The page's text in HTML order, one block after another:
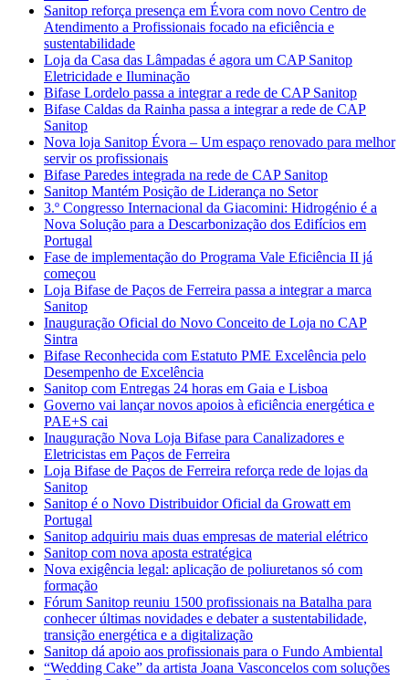
Sanitop reforça presença em Évora com novo Centro de
Atendimento a Profissionais focado na eficiência e
sustentabilidade
Loja da Casa das Lâmpadas é agora um CAP Sanitop
Eletricidade e Iluminação
Bifase Lordelo passa a integrar a rede de CAP Sanitop
Bifase Caldas da Rainha passa a integrar a rede de CAP
Sanitop
Nova loja Sanitop Évora – Um espaço renovado para melhor
servir os profissionais
Bifase Paredes integrada na rede de CAP Sanitop
Sanitop Mantém Posição de Liderança no Setor
3.º Congresso Internacional da Giacomini: Hidrogénio é a
Nova Solução para a Descarbonização dos Edifícios em
Portugal
Fase de implementação do Programa Vale Eficiência II já
começou
Loja Bifase de Paços de Ferreira passa a integrar a marca
Sanitop
Inauguração Oficial do Novo Conceito de Loja no CAP
Sintra
Bifase Reconhecida com Estatuto PME Excelência pelo
Desempenho de Excelência
Sanitop com Entregas 24 horas em Gaia e Lisboa
Governo vai lançar novos apoios à eficiência energética e
PAE+S cai
Inauguração Nova Loja Bifase para Canalizadores e
Eletricistas em Paços de Ferreira
Loja Bifase de Paços de Ferreira reforça rede de lojas da
Sanitop
Sanitop é o Novo Distribuidor Oficial da Growatt em
Portugal
Sanitop adquiriu mais duas empresas de material elétrico
Sanitop com nova aposta estratégica
Nova exigência legal: aplicação de poliuretanos só com
formação
Fórum Sanitop reuniu 1500 profissionais na Batalha para
conhecer últimas novidades e debater a sustentabilidade,
transição energética e a digitalização
Sanitop dá apoio aos profissionais para o Fundo Ambiental
“Wedding Cake” da artista Joana Vasconcelos com soluções